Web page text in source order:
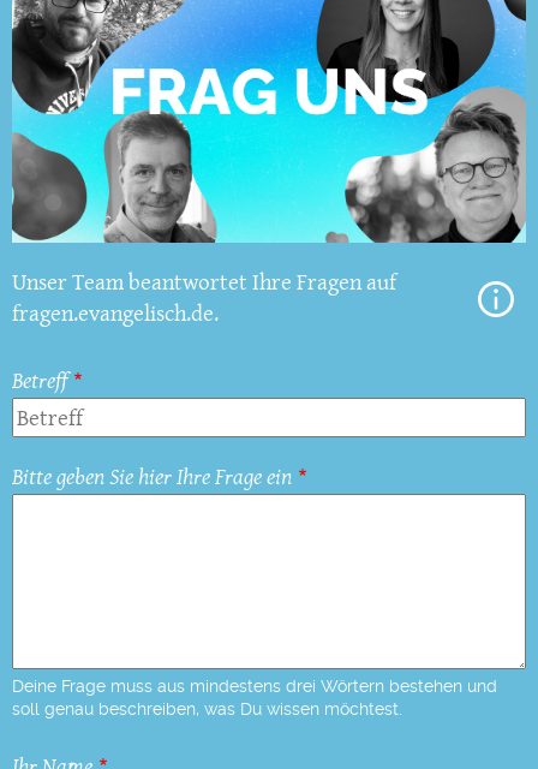
Unser Team beantwortet Ihre Fragen auf
fragen.evangelisch.de.
Betreff
Bitte geben Sie hier Ihre Frage ein
Deine Frage muss aus mindestens drei Wörtern bestehen und
soll genau beschreiben, was Du wissen möchtest.